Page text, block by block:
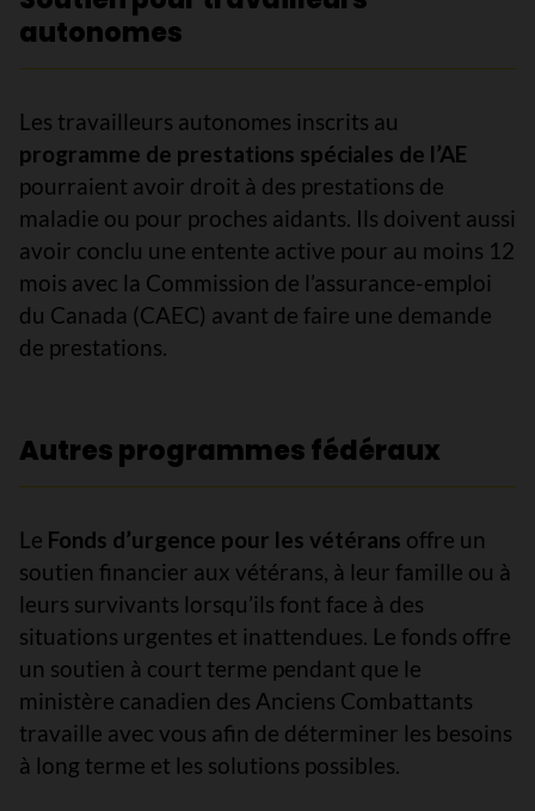
autonomes
Les travailleurs autonomes inscrits au
programme de prestations spéciales de l’AE
pourraient avoir droit à des prestations de
maladie ou pour proches aidants. Ils doivent aussi
avoir conclu une entente active pour au moins 12
mois avec la Commission de l’assurance-emploi
du Canada (CAEC) avant de faire une demande
de prestations.
Autres programmes fédéraux
Le Fonds d’urgence pour les vétérans offre un
soutien financier aux vétérans, à leur famille ou à
leurs survivants lorsqu’ils font face à des
situations urgentes et inattendues. Le fonds offre
un soutien à court terme pendant que le
ministère canadien des Anciens Combattants
travaille avec vous afin de déterminer les besoins
à long terme et les solutions possibles.